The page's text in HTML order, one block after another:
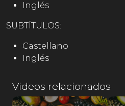
Inglés
SUBTÍTULOS:
Castellano
Inglés
Videos relacionados